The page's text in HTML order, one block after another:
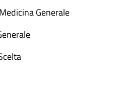
Generale